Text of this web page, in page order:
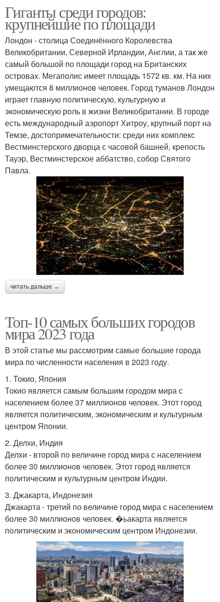
Гиганты среди городов:
крупнейшие по площади
Лондон - столица Соединённого Королевства
Великобритании, Северной Ирландии, Англии, а так же
самый большой по площади город на Британских
островах. Мегаполис имеет площадь 1572 кв. км. На них
умещаются 8 миллионов человек. Город туманов Лондон
играет главную политическую, культурную и
экономическую роль в жизни Великобритании. В городе
есть международный аэропорт Хитроу, крупный порт на
Темзе, достопримечательности: среди них комплекс
Вестминстерского дворца с часовой башней, крепость
Тауэр, Вестминстерское аббатство, собор Святого
Павла.
читать дальше →
Топ-10 самых больших городов
мира 2023 года
В этой статье мы рассмотрим самые большие города
мира по численности населения в 2023 году.
1. Токио, Япония
Токио является самым большим городом мира с
населением более 37 миллионов человек. Этот город
является политическим, экономическим и культурным
центром Японии.
2. Делхи, Индия
Делхи - второй по величине город мира с населением
более 30 миллионов человек. Этот город является
политическим и культурным центром Индии.
3. Джакарта, Индонезия
Джакарта - третий по величине город мира с населением
более 30 миллионов человек. �ьакарта является
политическим и экономическим центром Индонезии.